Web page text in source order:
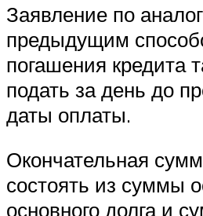
Заявление по
предыдущим
погашения кредита
подать за день до
даты оплаты.
Окончательная
состоять из суммы
основного долга и